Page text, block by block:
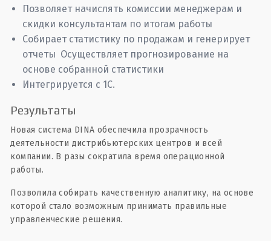
Позволяет начислять комиссии менеджерам и
скидки консультантам по итогам работы
Собирает статистику по продажам и генерирует
отчеты Осуществляет прогнозирование на
основе собранной статистики
Интегрируется с 1C.
Результаты
Новая система DINA обеспечила прозрачность
деятельности дистрибьютерских центров и всей
компании. В разы сократила время операционной
работы.
Позволила собирать качественную аналитику, на основе
которой стало возможным принимать правильные
управленческие решения.